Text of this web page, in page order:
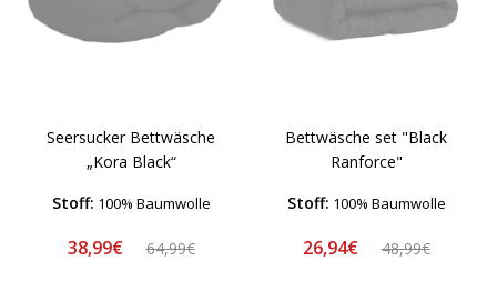
Seersucker Bettwäsche
„Kora Black“
Stoff: 100% Baumwolle
38,99€ 64,99€
Bettwäsche set "Black
Ranforce"
Stoff: 100% Baumwolle
26,94€ 48,99€